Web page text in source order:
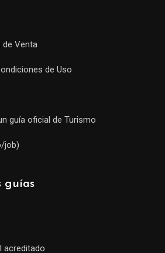
de Venta
de Uso
guía oficial de Turismo
job)
guías
acreditado